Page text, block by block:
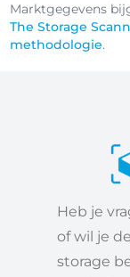
Marktgegevens
The Storage
methodologie.
Heb je
of wil je
storage